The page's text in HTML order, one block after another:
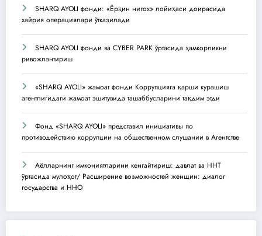
SHARQ AYOLI фонди: «Ёрқин нигох» лойиҳаси доирасида
хайрия операциялари ўтказилади
SHARQ AYOLI фонди ва CYBER PARK ўртасида ҳамкорликни
ривожлантириш
«SHARQ AYOLI» жамоат фонди Коррупцияга қарши курашиш
агентлигидаги жамоат эшитувида ташаббусларини тақдим этди
Фонд «SHARQ AYOLI» представил инициативы по
противодействию коррупции на общественном слушании в Агентстве
Аёлларнинг имкониятларини кенгайтириш: давлат ва ННТ
ўртасида мулоқот/ Расширение возможностей женщин: диалог
государства и ННО